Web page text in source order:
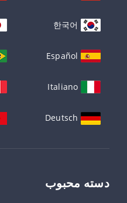
한국어
Español
Italiano
Deutsch
دسته محبوب